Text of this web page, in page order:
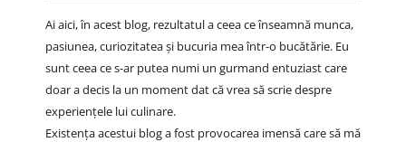
Ai aici, în acest blog, rezultatul a ceea ce înseamnă munca,
pasiunea, curiozitatea și bucuria mea într-o bucătărie. Eu
sunt ceea ce s-ar putea numi un gurmand entuziast care
doar a decis la un moment dat că vrea să scrie despre
experiențele lui culinare.
Existența acestui blog a fost provocarea imensă care să mă